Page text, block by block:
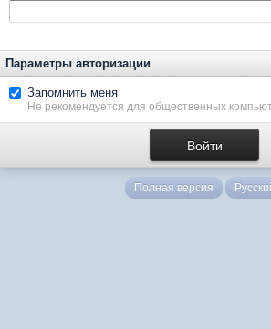
Параметры авторизации
Запомнить меня
Не рекомендуется для общественных
Полная версия